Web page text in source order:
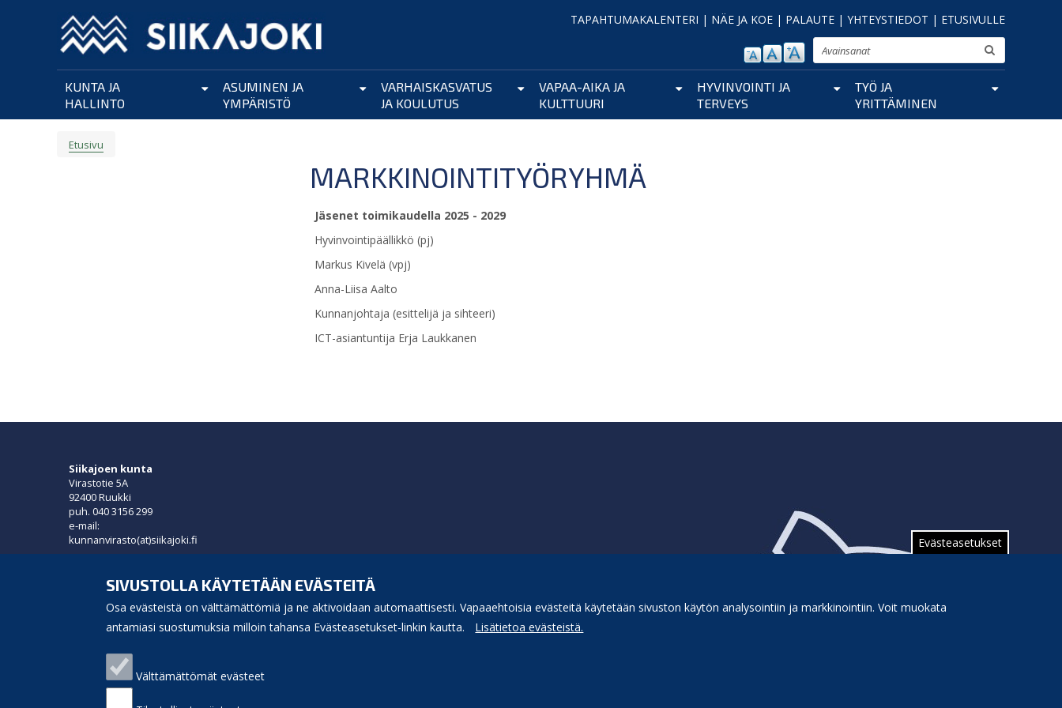
Evästeasetukset
SIVUSTOLLA KÄYTETÄÄN EVÄSTEITÄ
Osa evästeistä on välttämättömiä ja ne aktivoidaan automaattisesti. Vapaaehtoisia evästeitä käytetään sivuston käytön analysointiin ja markkinointiin. Voit muokata
antamiasi suostumuksia milloin tahansa Evästeasetukset-linkin kautta.
Lisätietoa evästeistä.
Välttämättömät evästeet
Hyppää
pääsisältöön
TAPAHTUMAKALENTERI | NÄE JA KOE | PALAUTE | YHTEYSTIEDOT | ETUSIVULLE
Etsi
KUNTA JA
HALLINTO
ASUMINEN JA
YMPÄRISTÖ
VARHAISKASVATUS
JA KOULUTUS
VAPAA-AIKA JA
KULTTUURI
HYVINVOINTI JA
TERVEYS
TYÖ JA
YRITTÄMINEN
MURUPOLKU
Etusivu
MARKKINOINTITYÖRYHMÄ
Jäsenet toimikaudella 2025 - 2029
Hyvinvointipäällikkö (pj)
Markus Kivelä (vpj)
Anna-Liisa Aalto
Kunnanjohtaja (esittelijä ja sihteeri)
ICT-asiantuntija Erja Laukkanen
Siikajoen kunta
Virastotie 5A
92400 Ruukki
puh. 040 3156 299
e-mail:
kunnanvirasto(at)siikajoki.fi
Laskutusosoite
Sivukartta
Saavutettavuus